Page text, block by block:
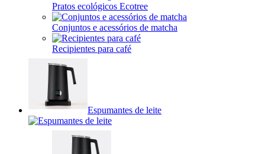
Pratos ecológicos Ecotree
Conjuntos e acessórios de matcha
Recipientes para café
Espumantes de leite